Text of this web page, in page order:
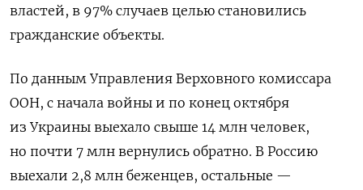
властей, в 97% случаев целью становились
гражданские объекты.
По данным Управления Верховного комиссара
ООН, с начала войны и по конец октября
из Украины выехало свыше 14 млн человек,
но почти 7 млн вернулись обратно. В Россию
выехали 2,8 млн беженцев, остальные —